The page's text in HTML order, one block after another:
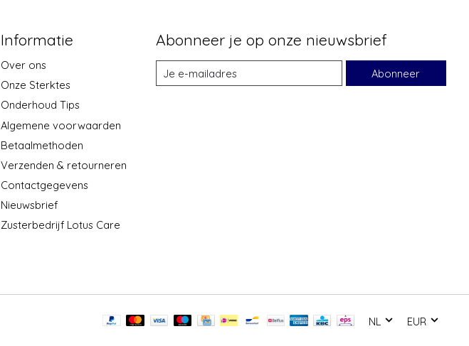
Informatie
Over ons
Onze Sterktes
Onderhoud Tips
Algemene voorwaarden
Betaalmethoden
Verzenden & retourneren
Contactgegevens
Nieuwsbrief
Zusterbedrijf Lotus Care
Abonneer je op onze nieuwsbrief
Abonneer
NL EUR